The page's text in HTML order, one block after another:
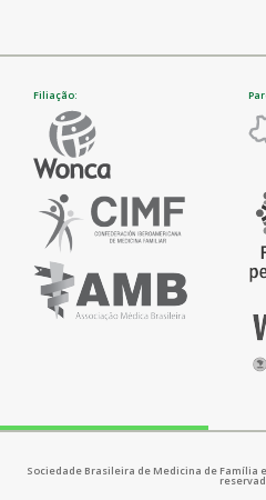
Filiação:
Sociedade Brasileira de Medicina de Família